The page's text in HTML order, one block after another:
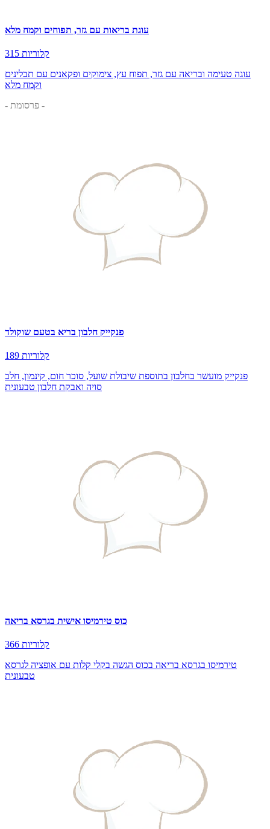
עוגת בריאות עם גזר, תפוחים וקמח מלא
315 קלוריות
עוגה טעימה ובריאה עם גזר, תפוח עץ, צימוקים ופקאנים עם תבלינים
וקמח מלא
- פרסומת -
פנקייק חלבון בריא בטעם שוקולד
189 קלוריות
פנקייק מועשר בחלבון בתוספת שיבולת שועל, סוכר חום, קינמון, חלב
סויה ואבקת חלבון טבעונית
כוס טירמיסו אישית בגרסא בריאה
366 קלוריות
טירמיסו בגרסא בריאה בכוס הגשה בקלי קלות עם אופציה לגרסא
טבעונית